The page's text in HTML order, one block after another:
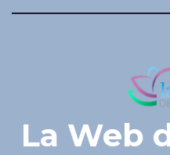
La Web